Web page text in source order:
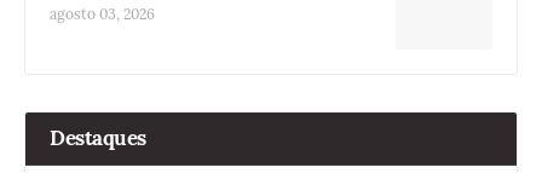
agosto 03, 2026
Destaques